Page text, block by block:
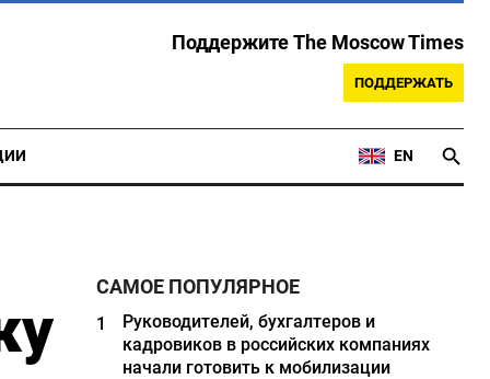
Поддержите The Moscow Times
ПОДДЕРЖАТЬ
EN
САМОЕ ПОПУЛЯРНОЕ
1
Руководителей, бухгалтеров и
кадровиков в российских компаниях
начали готовить к мобилизации